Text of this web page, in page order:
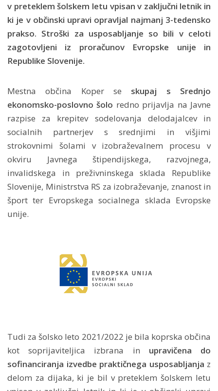
v preteklem šolskem letu vpisan v zaključni letnik in
ki je v občinski upravi opravljal najmanj 3-tedensko
prakso. Stroški za usposabljanje so bili v celoti
zagotovljeni iz proračunov Evropske unije in
Republike Slovenije.
Mestna občina Koper se skupaj s Srednjo
ekonomsko-poslovno šolo redno prijavlja na Javne
razpise za krepitev sodelovanja delodajalcev in
socialnih partnerjev s srednjimi in višjimi
strokovnimi šolami v izobraževalnem procesu v
okviru Javnega štipendijskega, razvojnega,
invalidskega in preživninskega sklada Republike
Slovenije, Ministrstva RS za izobraževanje, znanost in
šport ter Evropskega socialnega sklada Evropske
unije.
Tudi za šolsko leto 2021/2022 je bila koprska občina
kot soprijaviteljica izbrana in upravičena do
sofinanciranja izvedbe praktičnega usposabljanja z
delom za dijaka, ki je bil v preteklem šolskem letu